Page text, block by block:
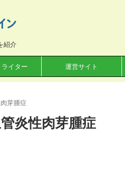
紹介
イター 運営サイト
芽腫症
炎性肉芽腫症